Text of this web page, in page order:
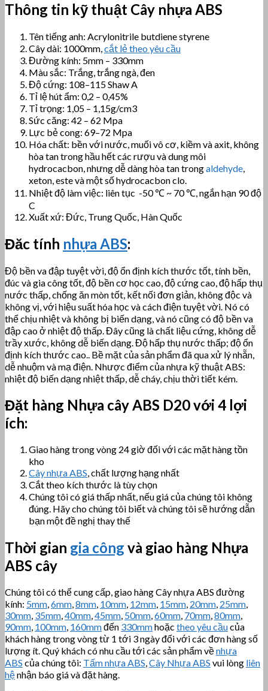
Thông tin kỹ thuật Cây nhựa ABS
Tên tiếng anh: Acrylonitrile butdiene styrene
Cây dài: 1000mm, cắt lẻ theo yêu cầu
Đường kính: 5mm – 330mm
Màu sắc: Trắng, trắng ngà, đen
Độ cứng: 108–115 Shaw A
Tỉ lệ hút ẩm: 0,2 – 0,45%
Tỉ trọng: 1,05 – 1,15g/cm3
Sức căng: 42 – 62 Mpa
Lực bẻ cong: 69–72 Mpa
Hóa chất: bền với nước, muối vô cơ, kiềm và axit, không
hòa tan trong hầu hết các rượu và dung môi
hydrocacbon, nhưng dễ dàng hòa tan trongaldehyde
xeton, este và một số hydrocacbon clo.
Nhiệt độ làm việc: liên tục -50 ℃ ~ 70 ℃, ngắn hạn 90 độ
C
Xuất xứ: Đức, Trung Quốc, Hàn Quốc
Đăc tính nhựa ABS:
Độ bền va đập tuyệt vời, độ ổn định kích thước tốt, tính bền,
đúc và gia công tốt, độ bền cơ học cao, độ cứng cao, độ hấp thụ
nước thấp, chống ăn mòn tốt, kết nối đơn giản, không độc và
không vị, với hiệu suất hóa học và cách điện tuyệt vời. Nó có
thể chịu nhiệt và không bị biến dạng, và nó cũng có độ bền va
đập cao ở nhiệt độ thấp. Đây cũng là chất liệu cứng, không dễ
trầy xước, không dễ biến dạng. Độ hấp thụ nước thấp; độ ổn
định kích thước cao.. Bề mặt của sản phẩm đã qua xử lý nhẵn,
dễ nhuộm và mạ điện. Nhược điểm của nhựa kỹ thuật ABS:
nhiệt độ biến dạng nhiệt thấp, dễ cháy, chịu thời tiết kém.
Đặt hàng Nhựa câyABS D20 với 4 lợi
ích:
Giao hàng trong vòng 24 giờ đối với các mặt hàng tồn
kho
Cây nhựa ABS, chất lượng hạng nhất
Cắt theo kích thước là tùy chọn
Chúng tôi có giá thấp nhất, nếu giá của chúng tôi không
đúng. Hãy cho chúng tôi biết và chúng tôi sẽ hướng dẫn
bạn một đề nghị thay thế
Thời gian gia công và giao hàng Nhựa
ABS cây
Chúng tôi có thể cung cấp, giao hàng Cây nhựa ABS đường
kính: 5mm,6mm,8mm, 10mm, 12mm, 15mm, 20mm, 25mm,
30mm, 35mm,40mm,45mm, 50mm,60mm, 70mm,80mm,
90mm, 100mm, 160mmđến 330mmhoặc theo yêu cầucủa
khách hàng trong vòng từ 1 tới 3 ngày đối với các đơn hàng số
lượng ít. Quý khách có nhu cầu tới các sản phẩm vềnhựa
ABS của chúng tôi: Tấm nhựa ABS,Cây Nhựa ABS vui lòng liên
hệnhận báo giá và đặt hàng.